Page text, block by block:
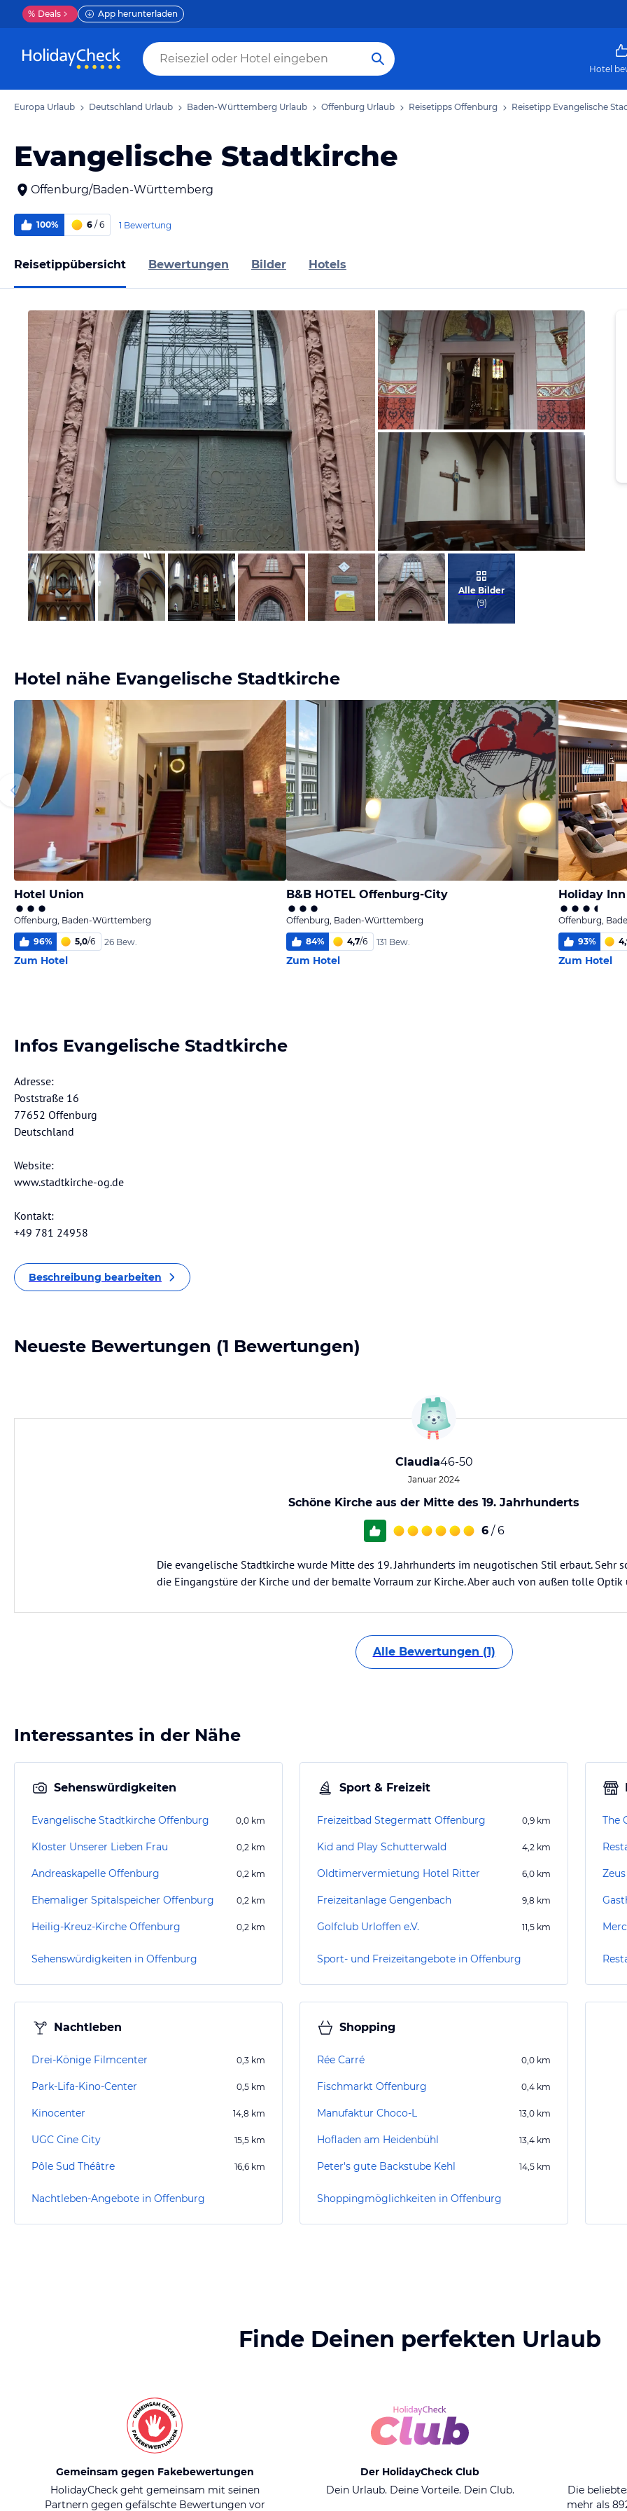
% Deals App herunterladen
Hotel
Europa Urlaub Deutschland Urlaub Baden-Württemberg Urlaub Offenburg Urlaub Reisetipps Offenburg Reisetipp Evangelische
Evangelische Stadtkirche
Offenburg/Baden-Württemberg
100% 6 / 6 1 Bewertung
Reisetippübersicht Bewertungen Bilder Hotels
Bild melden
von Claudia
Bild melden
von Claudia
Bild melden
von Claudia
Alle Bilder
(9)
Hotel nähe Evangelische Stadtkirche
Hotel Union
Offenburg, Baden-Württemberg
96% 5,0/6 26 Bew.
Zum Hotel
B&B HOTEL Offenburg-City
Offenburg, Baden-Württemberg
84% 4,7/6 131 Bew.
Zum Hotel
Holiday
Offenburg,
93%
Zum Hotel
Infos Evangelische Stadtkirche
Adresse:
Poststraße 16
77652 Offenburg
Deutschland
Website:
www.stadtkirche-og.de
Kontakt:
+49 781 24958
Beschreibung bearbeiten
Neueste Bewertungen (1 Bewertungen)
Claudia46-50
Januar 2024
Schöne Kirche aus der Mitte des 19. Jahrhunderts
6 / 6
Die evangelische Stadtkirche wurde Mitte des 19. Jahrhunderts im neugotischen Stil erbaut. Sehr
die Eingangstüre der Kirche und der bemalte Vorraum zur Kirche. Aber auch von außen tolle Optik
Alle Bewertungen (1)
Interessantes in der Nähe
Sehenswürdigkeiten
Evangelische Stadtkirche Offenburg 0,0 km
Kloster Unserer Lieben Frau 0,2 km
Andreaskapelle Offenburg 0,2 km
Ehemaliger Spitalspeicher Offenburg 0,2 km
Heilig-Kreuz-Kirche Offenburg 0,2 km
Sehenswürdigkeiten in Offenburg
Sport & Freizeit
Freizeitbad Stegermatt Offenburg 0,9 km
Kid and Play Schutterwald 4,2 km
Oldtimervermietung Hotel Ritter 6,0 km
Freizeitanlage Gengenbach 9,8 km
Golfclub Urloffen e.V. 11,5 km
Sport- und Freizeitangebote in Offenburg
The
Nachtleben
Drei-Könige Filmcenter 0,3 km
Park-Lifa-Kino-Center 0,5 km
Kinocenter 14,8 km
UGC Cine City 15,5 km
Pôle Sud Théâtre 16,6 km
Nachtleben-Angebote in Offenburg
Shopping
Rée Carré 0,0 km
Fischmarkt Offenburg 0,4 km
Manufaktur Choco-L 13,0 km
Hofladen am Heidenbühl 13,4 km
Peter's gute Backstube Kehl 14,5 km
Shoppingmöglichkeiten in Offenburg
Finde Deinen perfekten Urlaub
Gemeinsam gegen Fakebewertungen
HolidayCheck geht gemeinsam mit seinen
Partnern gegen gefälschte Bewertungen vor
Der HolidayCheck Club
Dein Urlaub. Deine Vorteile. Dein Club.
Die
mehr als